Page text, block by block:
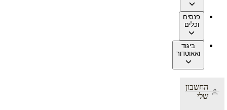
פנסים
וכלים
ביגוד
ואאוטדור
החשבון
שלי